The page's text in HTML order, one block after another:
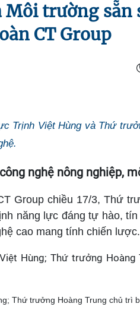
Môi trường sẵn
CT Group
Trịnh Việt Hùng và Thứ
nghệ nông nghiệp,
Group chiều 17/3, Thứ
năng lực đáng tự hào,
cao mang tính chiến lược.
Thứ trưởng Hoàng Trung chủ trì